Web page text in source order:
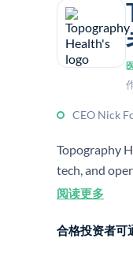
CEO Nick
Topography
tech, and
sponsors and
阅读更多
合格投资者可